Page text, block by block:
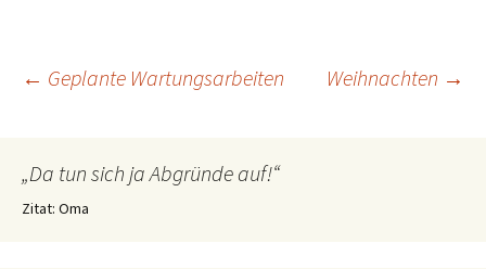
Beitragsnavigation
← Geplante Wartungsarbeiten Weihnachten →
„Da tun sich ja Abgründe auf!“
Zitat: Oma